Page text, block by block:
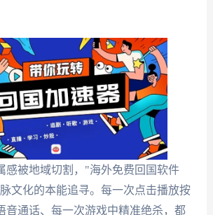
感被地域切割，"海外免费回国软件
文化的本能追寻。每一次点击播放按
音通话、每一次游戏中精准绝杀，都